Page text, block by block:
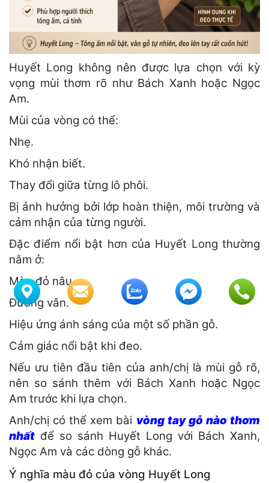
Huyết Long không nên được lựa chọn với kỳ
vọng mùi thơm rõ như Bách Xanh hoặc Ngọc
Am.
Mùi của vòng có thể:
Nhẹ.
Khó nhận biết.
Thay đổi giữa từng lô phôi.
Bị ảnh hưởng bởi lớp hoàn thiện, môi trường và
cảm nhận của từng người.
Đặc điểm nổi bật hơn của Huyết Long thường
nằm ở:
Màu đỏ nâu.
Đường vân.
Hiệu ứng ánh sáng của một số phần gỗ.
Cảm giác nổi bật khi đeo.
Nếu ưu tiên đầu tiên của anh/chị là mùi gỗ rõ,
nên so sánh thêm với Bách Xanh hoặc Ngọc
Am trước khi lựa chọn.
Anh/chị có thể xem bài vòng tay gỗ nào thơm
nhất để so sánh Huyết Long với Bách Xanh,
Ngọc Am và các dòng gỗ khác.
Ý nghĩa màu đỏ của vòng Huyết Long